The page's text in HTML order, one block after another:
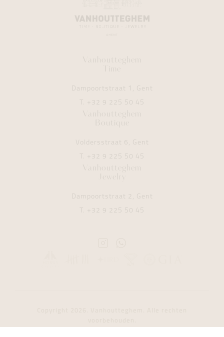
Vanhoutteghem
Time
Dampoortstraat 1, Gent
T. +32 9 225 50 45
Vanhoutteghem
Boutique
Voldersstraat 6, Gent
T. +32 9 225 50 45
Vanhoutteghem
Jewelry
Dampoortstraat 2, Gent
T. +32 9 225 50 45